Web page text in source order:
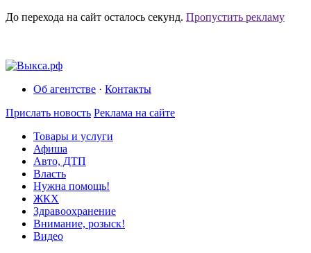
До перехода на сайт осталось секунд. Пропустить рекламу
Об агентстве · Контакты
Прислать новость Реклама на сайте
Товары и услуги
Афиша
Авто, ДТП
Власть
Нужна помощь!
ЖКХ
Здравоохранение
Внимание, розыск!
Видео